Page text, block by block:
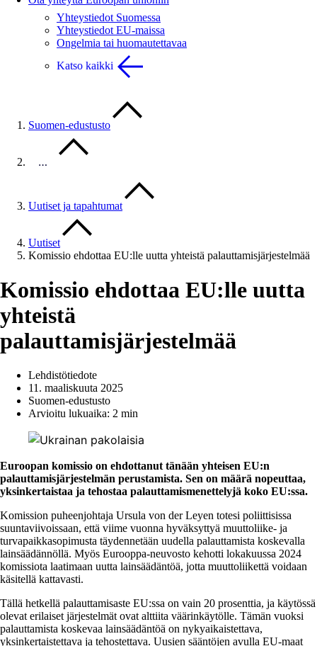
Yhteystiedot Suomessa
Yhteystiedot EU-maissa
Ongelmia tai huomautettavaa
Katso kaikki
Suomen-edustusto
…
Uutiset ja tapahtumat
Uutiset
Komissio ehdottaa EU:lle uutta yhteistä palauttamisjärjestelmää
Komissio ehdottaa EU:lle uutta
yhteistä
palauttamisjärjestelmää
Lehdistötiedote
11. maaliskuuta 2025
Suomen-edustusto
Arvioitu lukuaika: 2 min
Euroopan komissio on ehdottanut tänään yhteisen EU:n
palauttamisjärjestelmän perustamista. Sen on määrä nopeuttaa,
yksinkertaistaa ja tehostaa palauttamismenettelyjä koko EU:ssa.
Komission puheenjohtaja Ursula von der Leyen totesi poliittisissa
suuntaviivoissaan, että viime vuonna hyväksyttyä muuttoliike- ja
turvapaikkasopimusta täydennetään uudella palauttamista koskevalla
lainsäädännöllä. Myös Eurooppa-neuvosto kehotti lokakuussa 2024
komissiota laatimaan uutta lainsäädäntöä, jotta muuttoliikettä voidaan
käsitellä kattavasti.
Tällä hetkellä palauttamisaste EU:ssa on vain 20 prosenttia, ja käytössä
olevat erilaiset järjestelmät ovat alttiita väärinkäytölle. Tämän vuoksi
palauttamista koskevaa lainsäädäntöä on nykyaikaistettava,
yksinkertaistettava ja tehostettava. Uusien sääntöjen avulla EU-maat